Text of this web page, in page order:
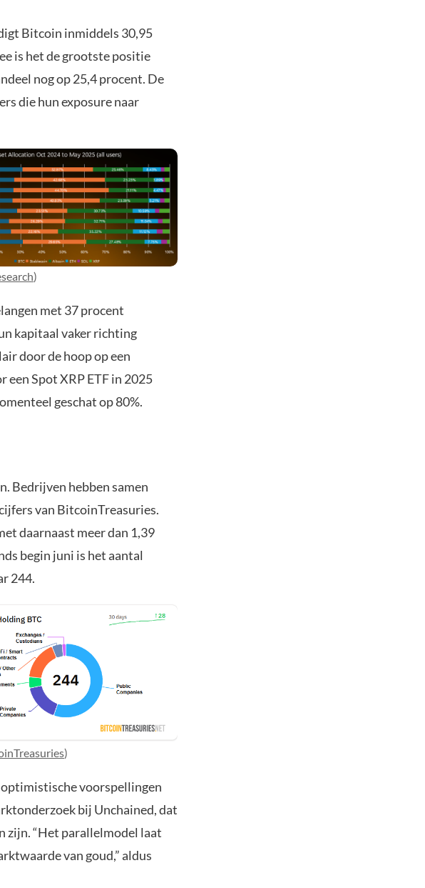
Bitcoin inmiddels 30,95
is het de grootste positie
nog op 25,4 procent. De
die hun exposure naar
)
met 37 procent
kapitaal vaker richting
door de hoop op een
een Spot XRP ETF in 2025
geschat op 80%.
Bedrijven hebben samen
van BitcoinTreasuries.
daarnaast meer dan 1,39
begin juni is het aantal
244.
)
voorspellingen
bij Unchained, dat
zijn. “Het parallelmodel laat
van goud,” aldus